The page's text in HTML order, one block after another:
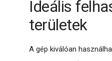
Ideális
területek
A gép kiválóan